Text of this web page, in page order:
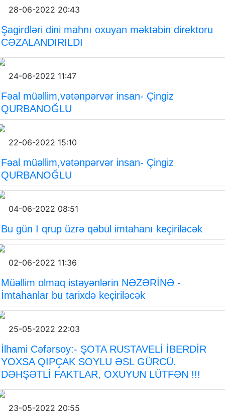
28-06-2022 20:43
Şagirdləri dini mahnı oxuyan məktəbin direktoru
CƏZALANDIRILDI
24-06-2022 11:47
Fəal müəllim,vətənpərvər insan- Çingiz
QURBANOĞLU
22-06-2022 15:10
Fəal müəllim,vətənpərvər insan- Çingiz
QURBANOĞLU
04-06-2022 08:51
Bu gün I qrup üzrə qəbul imtahanı keçiriləcək
02-06-2022 11:36
Müəllim olmaq istəyənlərin NƏZƏRİNƏ -
İmtahanlar bu tarixdə keçiriləcək
25-05-2022 22:03
İlhami Cəfərsoy:- ŞOTA RUSTAVELİ İBERDİR
YOXSA QIPÇAK SOYLU ƏSL GÜRCÜ.
DƏHŞƏTLİ FAKTLAR, OXUYUN LÜTFƏN !!!
23-05-2022 20:55